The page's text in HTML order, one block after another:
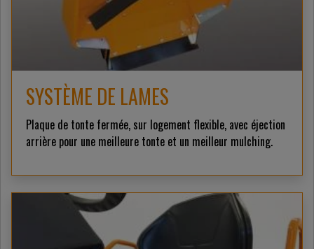
SYSTÈME DE LAMES
Plaque de tonte fermée, sur logement flexible, avec éjection
arrière pour une meilleure tonte et un meilleur mulching.